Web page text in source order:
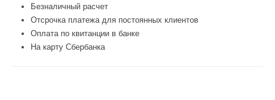
Безналичный расчет
Отсрочка платежа для постоянных клиентов
Оплата по квитанции в банке
На карту Сбербанка